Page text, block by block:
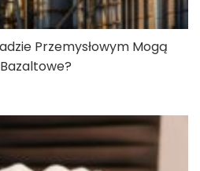
Przemysłowym Mogą